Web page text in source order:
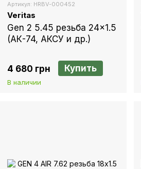
Артикул: HRBV-000452
Veritas
Gen 2 5.45 резьба 24x1.5
(АК-74, АКСУ и др.)
4 680 грн Купить
В наличии